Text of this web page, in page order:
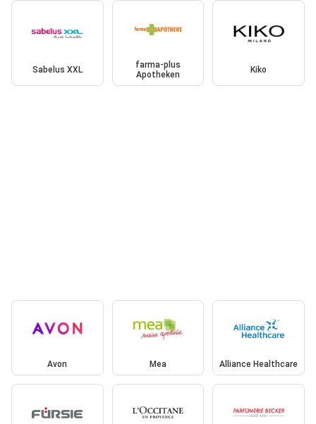
Sabelus XXL
farma-plus
Apotheken
Kiko
Avon Mea Alliance Healthcare